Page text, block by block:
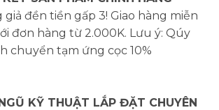
giả đền tiền gấp 3! Giao hàng miễn
đơn hàng từ 2.000K. Lưu ý: Qúy
chuyển tạm ứng cọc 10%
KỸ THUẬT LẮP ĐẶT CHUYÊN